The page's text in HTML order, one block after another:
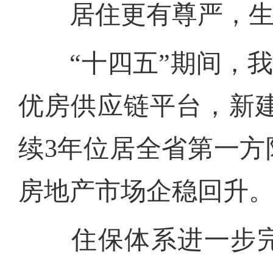
居住更有尊严，生
“十四五”期间，我
优房供应链平台，新
续3年位居全省第一
房地产市场企稳回升
住保体系进一步完